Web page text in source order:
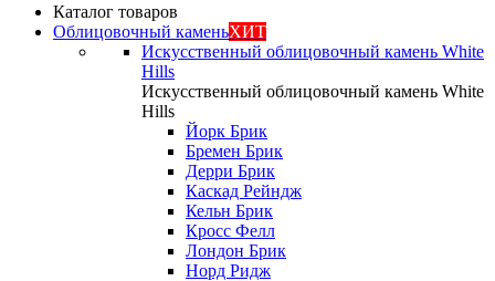
Каталог товаров
Облицовочный каменьХИТ
Искусственный облицовочный камень White
Hills
Искусственный облицовочный камень White
Hills
Йорк Брик
Бремен Брик
Дерри Брик
Каскад Рейндж
Кельн Брик
Кросс Фелл
Лондон Брик
Норд Ридж